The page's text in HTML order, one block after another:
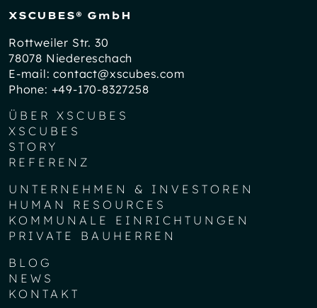
XSCUBES® GmbH
Rottweiler Str. 30
78078 Niedereschach
E-mail:contact@xscubes.com
Phone: +49-170-8327258
ÜBER XSCUBES
XSCUBES
STORY
REFERENZ
UNTERNEHMEN & INVESTOREN
HUMAN RESOURCES
KOMMUNALE EINRICHTUNGEN
PRIVATE BAUHERREN
BLOG
NEWS
KONTAKT